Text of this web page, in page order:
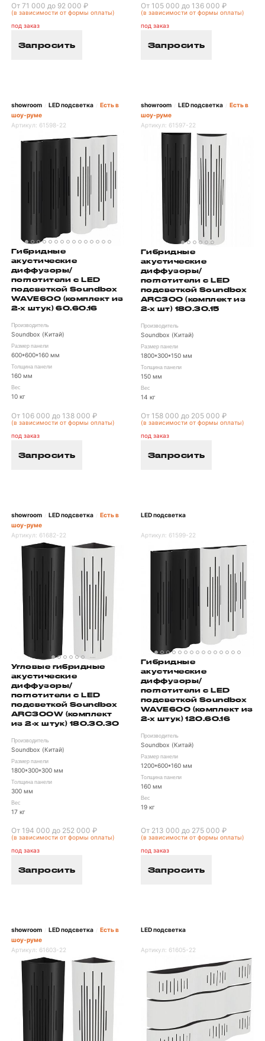
От 71 000 до 92 000 ₽
(в зависимости от формы оплаты)
под заказ
Запросить
От 105 000 до 136 000 ₽
(в зависимости от формы оплаты)
под заказ
Запросить
showroom LED подсветка
Есть в
шоу-руме
Артикул: 61598-22
Гибридные
акустические
диффузоры/
поглотители с LED
подсветкой Soundbox
WAVE600 (комплект из
2-х штук) 60.60.16
Производитель
Soundbox (Китай)
Размер панели
600*600*160 мм
Толщина панели
160 мм
Вес
10 кг
От 106 000 до 138 000 ₽
(в зависимости от формы оплаты)
под заказ
Запросить
showroom LED подсветка
Есть в
шоу-руме
Артикул: 61597-22
Гибридные
акустические
диффузоры/
поглотители с LED
подсветкой Soundbox
ARC300 (комплект из
2-х шт) 180.30.15
Производитель
Soundbox (Китай)
Размер панели
1800*300*150 мм
Толщина панели
150 мм
Вес
14 кг
От 158 000 до 205 000 ₽
(в зависимости от формы оплаты)
под заказ
Запросить
showroom LED подсветка
Есть в
шоу-руме
Артикул: 61682-22
Угловые гибридные
акустические
диффузоры/
поглотители с LED
подсветкой Soundbox
ARC300W (комплект
из 2-х штук) 180.30.30
Производитель
Soundbox (Китай)
Размер панели
1800*300*300 мм
Толщина панели
300 мм
Вес
17 кг
От 194 000 до 252 000 ₽
(в зависимости от формы оплаты)
под заказ
Запросить
LED подсветка
Артикул: 61599-22
Гибридные
акустические
диффузоры/
поглотители с LED
подсветкой Soundbox
WAVE600 (комплект из
2-х штук) 120.60.16
Производитель
Soundbox (Китай)
Размер панели
1200*600*160 мм
Толщина панели
160 мм
Вес
19 кг
От 213 000 до 275 000 ₽
(в зависимости от формы оплаты)
под заказ
Запросить
showroom LED подсветка
Есть в
шоу-руме
Артикул: 61603-22
LED подсветка
Артикул: 61605-22